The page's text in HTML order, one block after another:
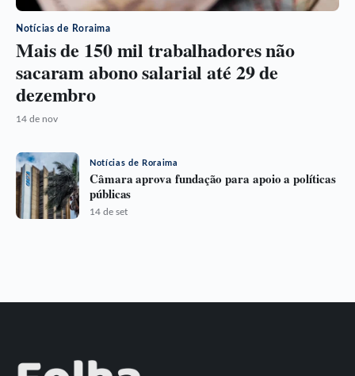
Notícias de Roraima
Mais de 150 mil trabalhadores não
sacaram abono salarial até 29 de
dezembro
14 de nov
Notícias de Roraima
Câmara aprova fundação para apoio a políticas
públicas
14 de set